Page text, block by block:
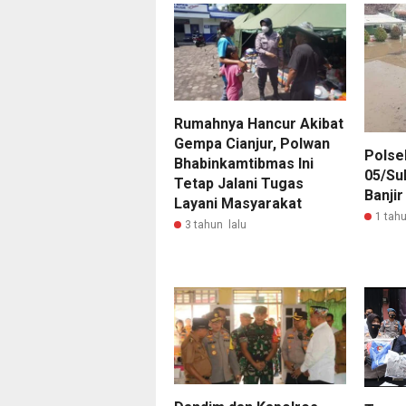
Rumahnya Hancur Akibat
Gempa Cianjur, Polwan
Bhabinkamtibmas Ini
Tetap Jalani Tugas
Layani Masyarakat
3 tahun lalu
05/
1